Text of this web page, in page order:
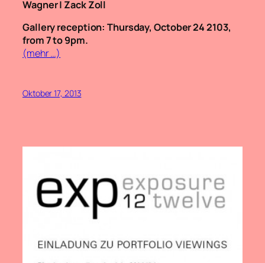
Wagner | Zack Zoll
Gallery reception: Thursday, October 24 2103,
from 7 to 9pm.
(mehr …)
Oktober 17, 2013